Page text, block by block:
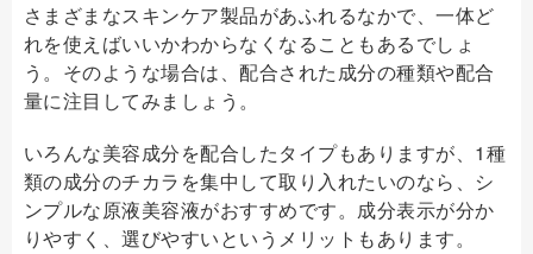
さまざまなスキンケア製品があふれるなかで、一体ど
れを使えばいいかわからなくなることもあるでしょ
う。そのような場合は、配合された成分の種類や配合
量に注目してみましょう。
いろんな美容成分を配合したタイプもありますが、1種
類の成分のチカラを集中して取り入れたいのなら、シ
ンプルな原液美容液がおすすめです。成分表示が分か
りやすく、選びやすいというメリットもあります。